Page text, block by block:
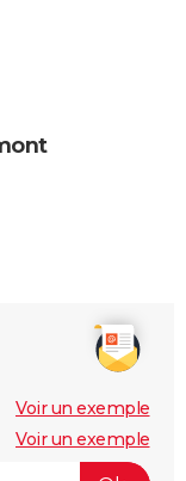
Voir un exemple
Voir un exemple